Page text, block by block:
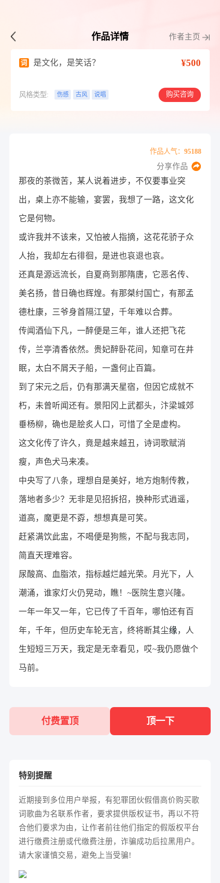
作品详情 作者主页
词 是文化，是笑话？ ¥500
风格类型: 伤感 古风 说唱 购买咨询
作品人气：95188
分享作品
那夜的茶微苦，某人说着进步，不仅要事业突
出，桌上亦不能输，宴罢，我想了一路，这文化
它是何物。
或许我并不该来，又怕被人指摘，这花花骄子众
人抬，我却左右徘徊，是进也哀退也哀。
还真是源远流长，自夏商到那隋唐，它恶名传、
美名扬，昔日确也辉煌。有那桀纣国亡，有那孟
德杜康，三爷身首隔江望，千年难以合葬。
传闻酒仙下凡，一醉便是三年，谁人还把飞花
传，兰亭清香依然。贵妃醉卧花间，知章可在井
眠，太白不屑天子船，一盏何止百篇。
到了宋元之后，仍有那满天星宿，但因它成就不
朽，未曾听闻还有。景阳冈上武都头，汴梁城郊
垂杨柳，确也是脍炙人口，可惜了全是虚构。
这文化传了许久，竟是越来越丑，诗词歌赋消
瘦，声色犬马来凑。
中央写了八条，理想自是美好，地方炮制传教，
落地者多少？无非是见招拆招，换种形式逍遥，
道高，魔更是不孬，想想真是可笑。
赶紧满饮此盅，不喝便是狗熊，不配与我志同，
简直天理难容。
尿酸高、血脂浓，指标越烂越光荣。月光下，人
潮涌，谁家灯火仍晃动，瞧！~医院生意兴隆。
一年一年又一年，它已传了千百年，哪怕还有百
年，千年，但历史车轮无言，终将断其尘缘 ，人
生短短三万天，我定是无幸看见，哎~我仍愿做个
马前。
付费置顶 顶一下
特别提醒
近期接到多位用户举报，有犯罪团伙假借高价购买歌
词歌曲为名联系作者，要求提供版权证书，再以不符
合他们要求为由，让作者前往他们指定的假版权平台
进行缴费注册或代缴费注册，诈骗成功后拉黑用户。
请大家谨慎交易，避免上当受骗!